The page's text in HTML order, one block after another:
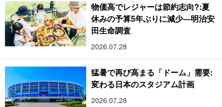
物価高でレジャーは節約志向?:夏
休みの予算5年ぶりに減少―明治安
田生命調査
2026.07.28
猛暑で再び高まる「ドーム」需要:
変わる日本のスタジアム計画
2026.07.28